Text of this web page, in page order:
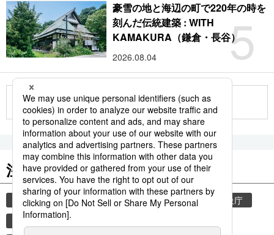
5
豪雪の地と海辺の町で220年の時を
刻んだ伝統建築 : WITH
KAMAKURA（鎌倉・長谷）
2026.08.04
もっと見る
注目のキーワード
共同通信ニュース 気象・災害 災害
気象庁
地震
津波